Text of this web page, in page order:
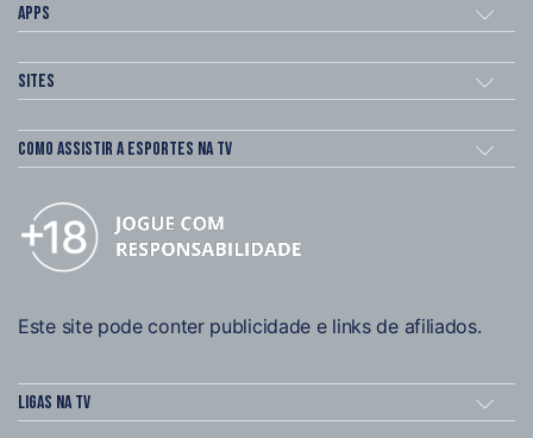
Apps
Sites
Como assistir a esportes na TV
Este site pode conter publicidade e links de afiliados.
Ligas na TV